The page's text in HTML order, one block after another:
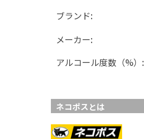
ブランド:
メーカー:
アルコール度数（%）:
ネコポスとは